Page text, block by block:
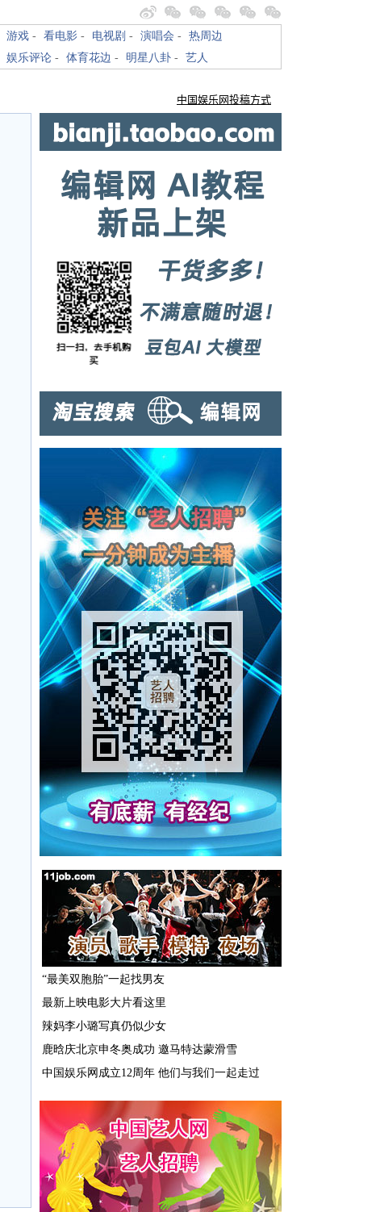
游戏 - 看电影 - 电视剧 - 演唱会 - 热周边
娱乐评论 - 体育花边 - 明星八卦 - 艺人